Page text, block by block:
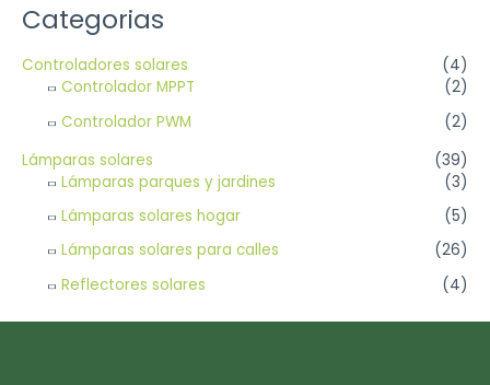
Categorias
Controladores solares
(4)
Controlador MPPT
(2)
Controlador PWM
(2)
Lámparas solares
(39)
Lámparas parques y jardines
(3)
Lámparas solares hogar
(5)
Lámparas solares para calles
(26)
Reflectores solares
(4)